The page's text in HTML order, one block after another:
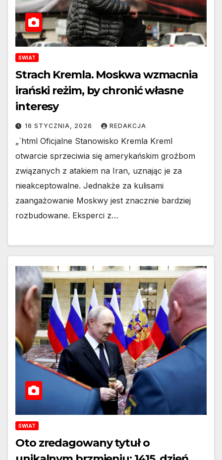
ŚWIAT
Strach Kremla. Moskwa wzmacnia
irański reżim, by chronić własne
interesy
16 STYCZNIA, 2026 REDAKCJA
„`html Oficjalne Stanowisko Kremla Kreml
otwarcie sprzeciwia się amerykańskim groźbom
związanych z atakiem na Iran, uznając je za
nieakceptowalne. Jednakże za kulisami
zaangażowanie Moskwy jest znacznie bardziej
rozbudowane. Eksperci z…
ŚWIAT
Oto zredagowany tytuł o